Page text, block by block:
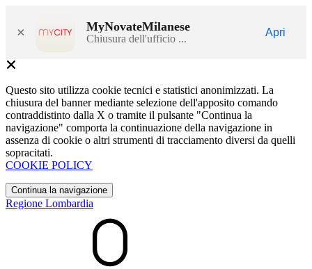
× MyNovateMilanese
Chiusura dell'ufficio ...
Apri
Questo sito utilizza cookie tecnici e statistici anonimizzati. La
chiusura del banner mediante selezione dell'apposito comando
contraddistinto dalla X o tramite il pulsante "Continua la
navigazione" comporta la continuazione della navigazione in
assenza di cookie o altri strumenti di tracciamento diversi da quelli
sopracitati.
COOKIE POLICY
Continua la navigazione
Regione Lombardia